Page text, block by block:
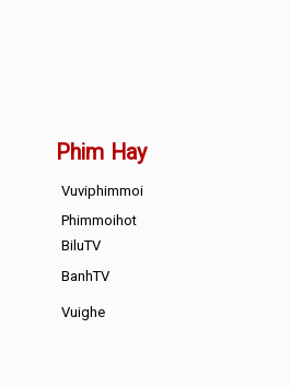
Phim Hay
Vuviphimmoi
Phimmoihot
BiluTV
BanhTV
Vuighe